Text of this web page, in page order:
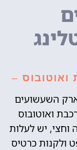
–
השעשועים
ואוטובוס
יש לעלות
ולקנות כרטיס